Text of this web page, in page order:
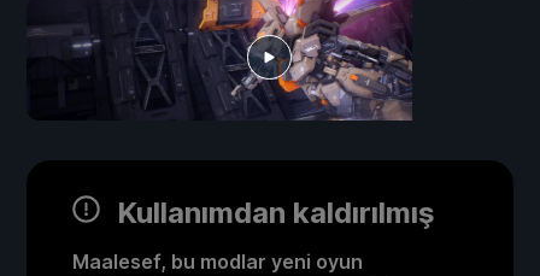
Kullanımdan kaldırılmış
Maalesef, bu modlar yeni oyun